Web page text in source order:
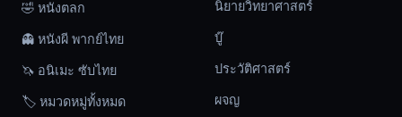
🤣 หนังตลก
👻 หนังผี พากย์ไทย
🦄 อนิเมะ ซับไทย
🏷️ หมวดหมู่ทั้งหมด
นิยายวิทยาศาสตร์
บู๊
ประวัติศาสตร์
ผจญ